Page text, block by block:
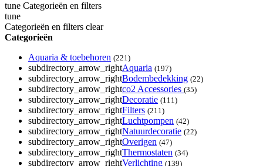
tune Categorieën en filters
tune
Categorieën en filters clear
Categorieën
Aquaria & toebehoren (221)
subdirectory_arrow_rightAquaria (197)
subdirectory_arrow_rightBodembedekking (22)
subdirectory_arrow_rightco2 Accessories (35)
subdirectory_arrow_rightDecoratie (111)
subdirectory_arrow_rightFilters (211)
subdirectory_arrow_rightLuchtpompen (42)
subdirectory_arrow_rightNatuurdecoratie (22)
subdirectory_arrow_rightOverigen (47)
subdirectory_arrow_rightThermostaten (34)
subdirectory_arrow_rightVerlichting (139)